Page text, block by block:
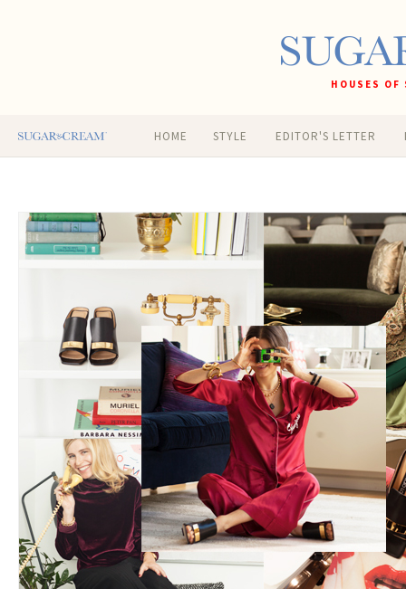
HOUSES
HOME STYLE EDITOR'S LETTER